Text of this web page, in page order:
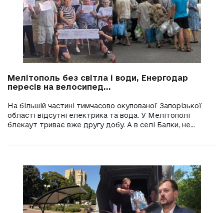
Мелітополь без світла і води, Енергодар
пересів на велосипед...
На більшій частині тимчасово окупованої Запорізької
області відсутні електрика та вода. У Мелітополі
блекаут триває вже другу добу. А в селі Балки, не...